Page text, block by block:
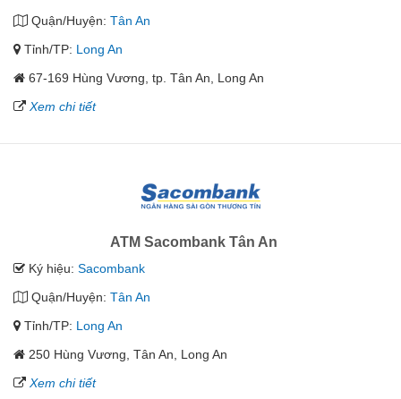
Quận/Huyện: Tân An
Tỉnh/TP: Long An
67-169 Hùng Vương, tp. Tân An, Long An
Xem chi tiết
ATM Sacombank Tân An
Ký hiệu: Sacombank
Quận/Huyện: Tân An
Tỉnh/TP: Long An
250 Hùng Vương, Tân An, Long An
Xem chi tiết